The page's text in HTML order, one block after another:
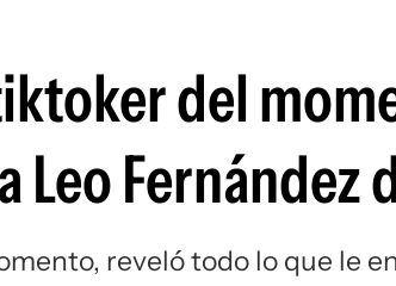
del
Leo Fernández
reveló todo lo que le